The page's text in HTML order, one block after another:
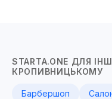
STARTA.ONE ДЛЯ
КРОПИВНИЦЬКОМУ
Барбершоп